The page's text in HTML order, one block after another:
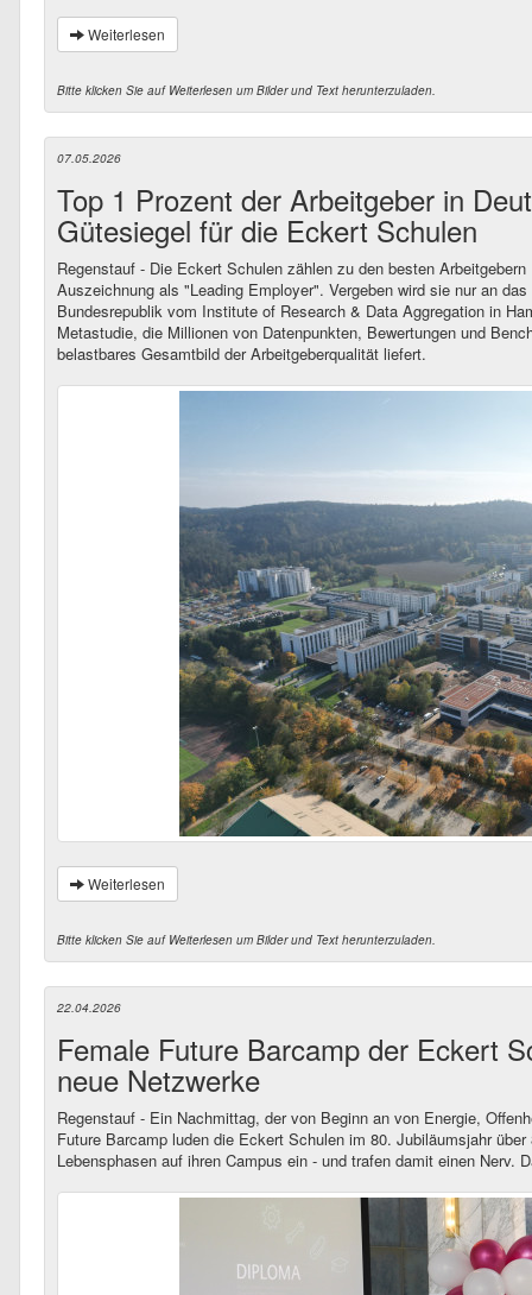
Weiterlesen
Bitte klicken Sie auf Weiterlesen um Bilder und Text herunterzuladen.
07.05.2026
Top 1 Prozent der Arbeitgeber in
Gütesiegel für die Eckert Schulen
Regenstauf - Die Eckert Schulen zählen zu den besten
Auszeichnung als "Leading Employer". Vergeben wird sie nur an
Bundesrepublik vom Institute of Research & Data Aggregation in
Metastudie, die Millionen von Datenpunkten, Bewertungen und
belastbares Gesamtbild der Arbeitgeberqualität liefert.
Weiterlesen
Bitte klicken Sie auf Weiterlesen um Bilder und Text herunterzuladen.
22.04.2026
Female Future Barcamp der Eckert
neue Netzwerke
Regenstauf - Ein Nachmittag, der von Beginn an von Energie,
Future Barcamp luden die Eckert Schulen im 80. Jubiläumsjahr
Lebensphasen auf ihren Campus ein - und trafen damit einen Nerv.